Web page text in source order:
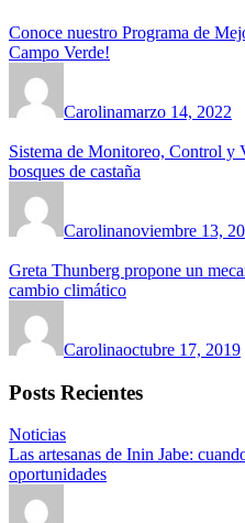
Conoce nuestro Programa de
Campo Verde!
Carolinamarzo 14, 2022
Sistema de Monitoreo, Control y
bosques de castaña
Carolinanoviembre 13,
Greta Thunberg propone un
cambio climático
Carolinaoctubre 17, 2019
Posts Recientes
Noticias
Las artesanas de Inin Jabe:
oportunidades